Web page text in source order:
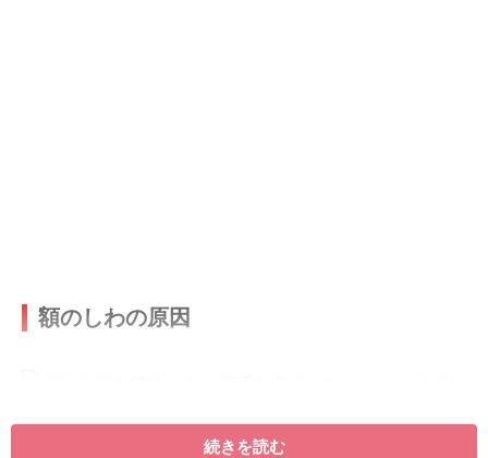
額のしわの原因
マスカラを塗るとき、眉毛を書くときといったメイク時の何
続きを読む